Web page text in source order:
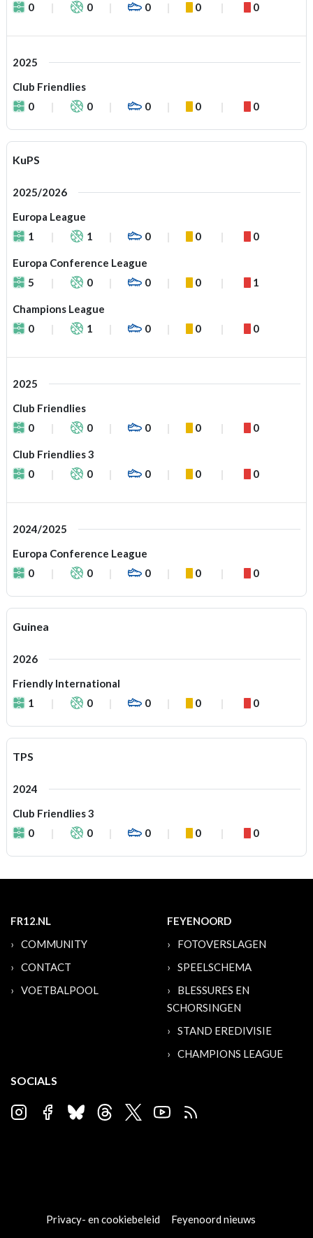
0
0 0 0 0
2025
Club Friendlies
0
0 0 0 0
KuPS
2025/2026
Europa League
1
1 0 0 0
Europa Conference League
5
0 0 0 1
Champions League
0
1 0 0 0
2025
Club Friendlies
0
0 0 0 0
Club Friendlies 3
0
0 0 0 0
2024/2025
Europa Conference League
0
0 0 0 0
Guinea
2026
Friendly International
1
0 0 0 0
TPS
2024
Club Friendlies 3
0
0 0 0 0
FR12.NL
COMMUNITY
CONTACT
VOETBALPOOL
FEYENOORD
FOTOVERSLAGEN
SPEELSCHEMA
BLESSURES EN
SCHORSINGEN
STAND EREDIVISIE
CHAMPIONS LEAGUE
SOCIALS
Privacy- en cookiebeleid
Feyenoord nieuws